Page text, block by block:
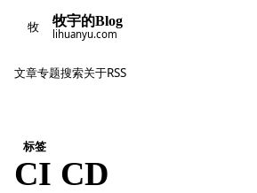
牧 牧宇的Blog
lihuanyu.com
文章专题搜索关于RSS
标签
CI CD